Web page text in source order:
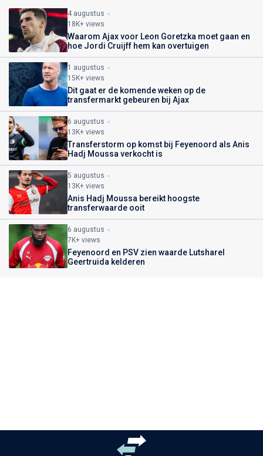
4 augustus
18K+ views
Waarom Ajax voor Leon Goretzka moet gaan en
hoe Jordi Cruijff hem kan overtuigen
1 augustus
15K+ views
Dit gaat er de komende weken op de
transfermarkt gebeuren bij Ajax
6 augustus
13K+ views
Transferstorm op komst bij Feyenoord als Anis
Hadj Moussa verkocht is
5 augustus
13K+ views
Anis Hadj Moussa bereikt hoogste
transferwaarde ooit
6 augustus
7K+ views
Feyenoord en PSV zien waarde Lutsharel
Geertruida kelderen